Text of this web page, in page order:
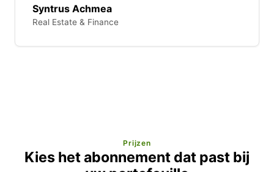
Syntrus Achmea
Real Estate & Finance
Prijzen
Kies het abonnement dat past bij